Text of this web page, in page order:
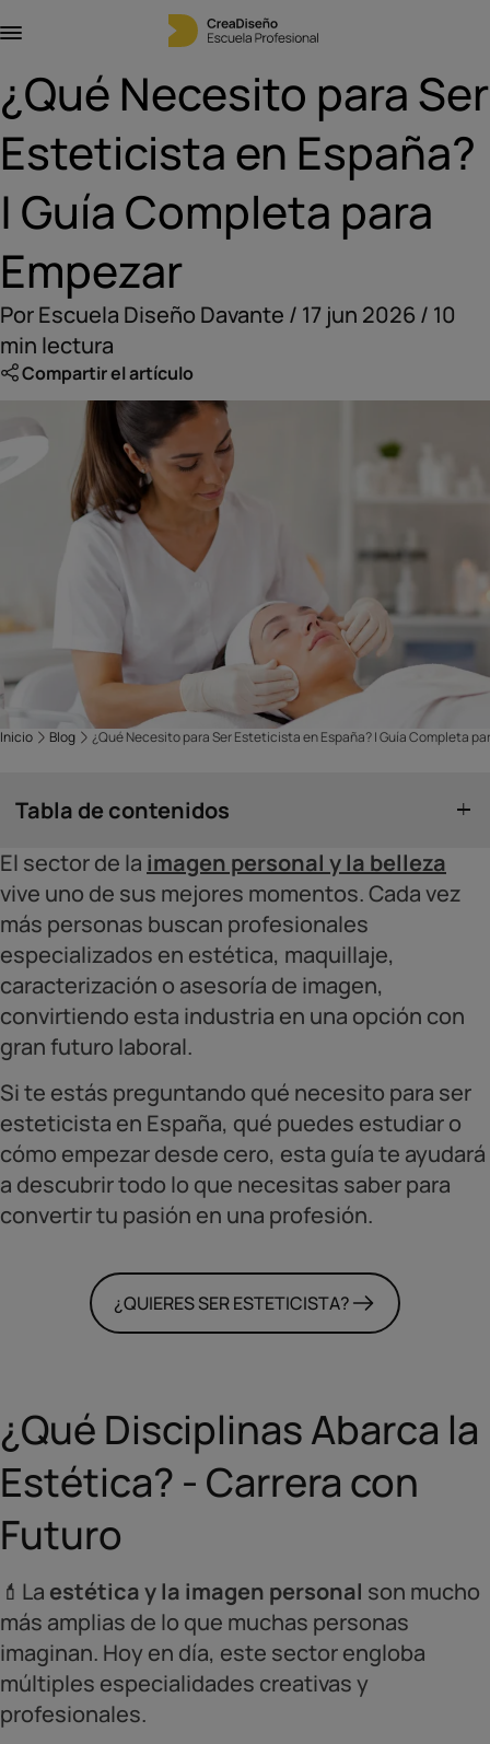
¿Qué Necesito para Ser
Esteticista en España?
| Guía Completa para
Empezar
Por Escuela Diseño Davante / 17 jun 2026 / 10
min lectura
Compartir el artículo
Inicio Blog ¿Qué Necesito para Ser Esteticista en España? | Guía Completa
Tabla de contenidos
El sector de la imagen personal y la belleza
vive uno de sus mejores momentos. Cada vez
más personas buscan profesionales
especializados en estética, maquillaje,
caracterización o asesoría de imagen,
convirtiendo esta industria en una opción con
gran futuro laboral.
Si te estás preguntando qué necesito para ser
esteticista en España, qué puedes estudiar o
cómo empezar desde cero, esta guía te ayudará
a descubrir todo lo que necesitas saber para
convertir tu pasión en una profesión.
¿QUIERES SER ESTETICISTA?
¿Qué Disciplinas Abarca la
Estética? - Carrera con
Futuro
💄La estética y la imagen personal son mucho
más amplias de lo que muchas personas
imaginan. Hoy en día, este sector engloba
múltiples especialidades creativas y
profesionales.